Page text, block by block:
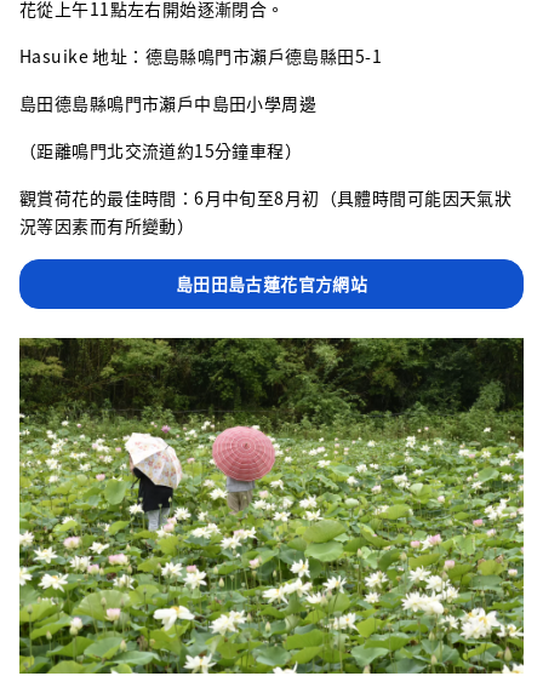
花從上午11點左右開始逐漸閉合。
Hasuike 地址：德島縣鳴門市瀨戶德島縣田5-1
島田德島縣鳴門市瀨戶中島田小學周邊
（距離鳴門北交流道約15分鐘車程）
觀賞荷花的最佳時間：6月中旬至8月初（具體時間可能因天氣狀
況等因素而有所變動）
島田田島古蓮花官方網站